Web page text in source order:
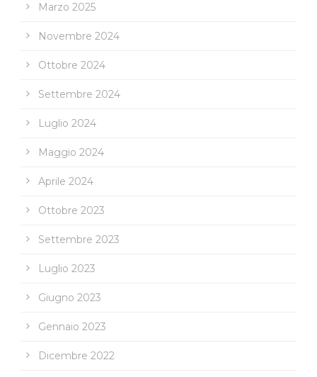
Marzo 2025
Novembre 2024
Ottobre 2024
Settembre 2024
Luglio 2024
Maggio 2024
Aprile 2024
Ottobre 2023
Settembre 2023
Luglio 2023
Giugno 2023
Gennaio 2023
Dicembre 2022